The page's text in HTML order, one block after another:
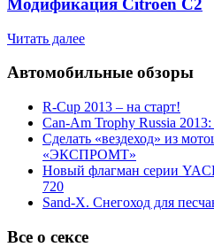
Модификация Citroen С2
Читать далее
Автомобильные обзоры
R-Cup 2013 – на старт!
Can-Am Trophy Russia 2013:
Сделать «вездеход» из
«ЭКСПРОМТ»
Новый флагман серии
720
Sand-X. Снегоход для
Все о сексе